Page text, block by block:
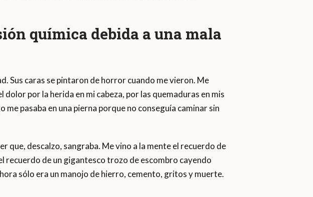
química debida a una mala
Sus caras se pintaron de horror cuando me vieron. Me
por la herida en mi cabeza, por las quemaduras en mis
pasaba en una pierna porque no conseguía caminar sin
que, descalzo, sangraba. Me vino a la mente el recuerdo de
recuerdo de un gigantesco trozo de escombro cayendo
sólo era un manojo de hierro, cemento, gritos y muerte.